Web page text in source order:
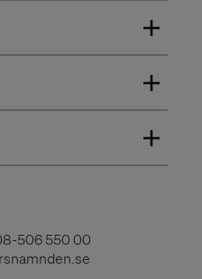
506 550 00